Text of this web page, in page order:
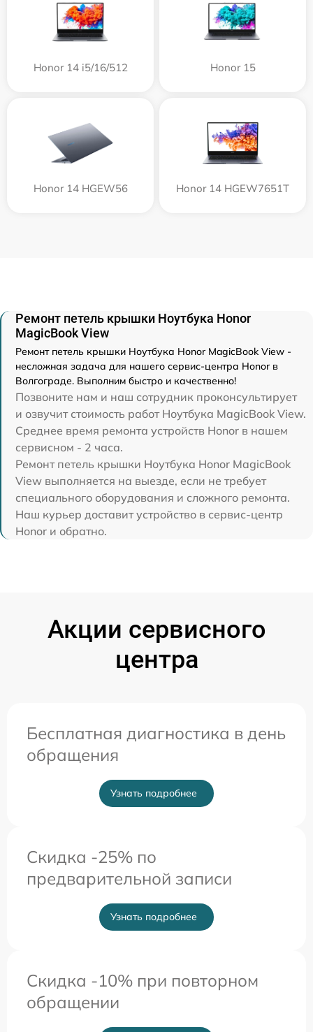
Honor 14 i5/16/512 Honor 15
Honor 14 HGEW56 Honor 14 HGEW7651T
Ремонт петель крышки Ноутбука Honor
MagicBook View
Ремонт петель крышки Ноутбука Honor MagicBook View -
несложная задача для нашего сервис-центра Honor в
Волгограде. Выполним быстро и качественно!
Позвоните нам и наш сотрудник проконсультирует
и озвучит стоимость работ Ноутбука MagicBook View.
Среднее время ремонта устройств Honor в нашем
сервисном - 2 часа.
Ремонт петель крышки Ноутбука Honor MagicBook
View выполняется на выезде, если не требует
специального оборудования и сложного ремонта.
Наш курьер доставит устройство в сервис-центр
Honor и обратно.
Акции сервисного
центра
Бесплатная диагностика в день
обращения
Узнать подробнее
Скидка -25% по
предварительной записи
Узнать подробнее
Скидка -10% при повторном
обращении